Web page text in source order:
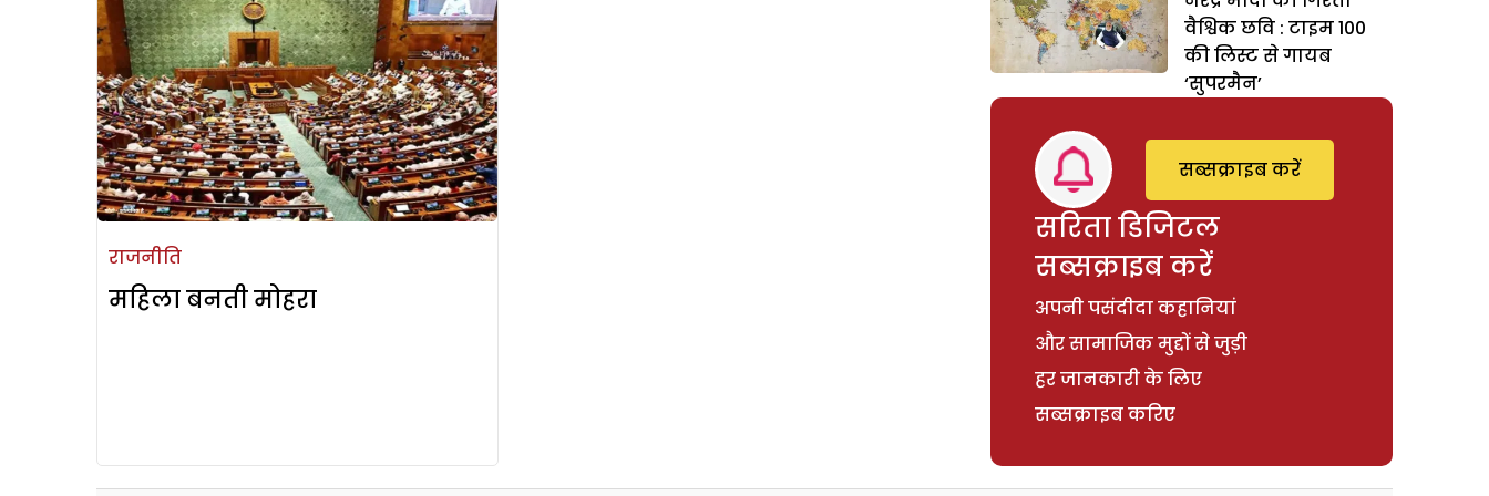
राजनीति
महिला बनती मोहरा
वैश्विक छवि : टाइम 100
की लिस्ट से गायब
‘सुपरमैन’
सरिता डिजिटल
सब्सक्राइब करें
अपनी पसंदीदा कहानियां
और सामाजिक मुद्दों से जुड़ी
हर जानकारी के लिए
सब्सक्राइब करिए
सब्सक्राइब करें